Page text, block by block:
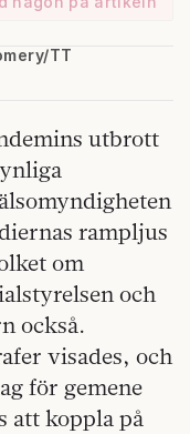
TT
utbrott
rampljus
om
och
också.
visades, och
för gemene
att koppla på